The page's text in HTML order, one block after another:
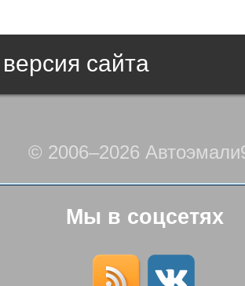
сайта
© 2006–2026
Мы в соцсетях